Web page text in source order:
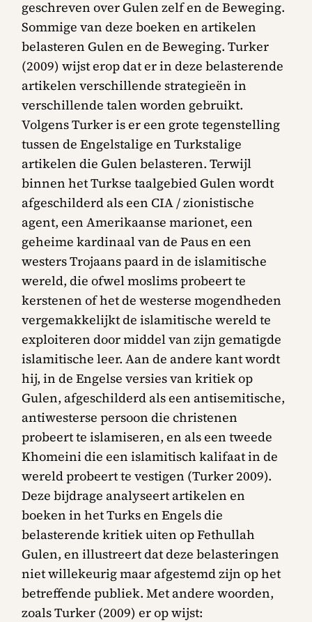
geschreven over Gulen zelf en de Beweging.
Sommige van deze boeken en artikelen
belasteren Gulen en de Beweging. Turker
(2009) wijst erop dat er in deze belasterende
artikelen verschillende strategieën in
verschillende talen worden gebruikt.
Volgens Turker is er een grote tegenstelling
tussen de Engelstalige en Turkstalige
artikelen die Gulen belasteren. Terwijl
binnen het Turkse taalgebied Gulen wordt
afgeschilderd als een CIA / zionistische
agent, een Amerikaanse marionet, een
geheime kardinaal van de Paus en een
westers Trojaans paard in de islamitische
wereld, die ofwel moslims probeert te
kerstenen of het de westerse mogendheden
vergemakkelijkt de islamitische wereld te
exploiteren door middel van zijn gematigde
islamitische leer. Aan de andere kant wordt
hij, in de Engelse versies van kritiek op
Gulen, afgeschilderd als een antisemitische,
antiwesterse persoon die christenen
probeert te islamiseren, en als een tweede
Khomeini die een islamitisch kalifaat in de
wereld probeert te vestigen (Turker 2009).
Deze bijdrage analyseert artikelen en
boeken in het Turks en Engels die
belasterende kritiek uiten op Fethullah
Gulen, en illustreert dat deze belasteringen
niet willekeurig maar afgestemd zijn op het
betreffende publiek. Met andere woorden,
zoals Turker (2009) er op wijst: